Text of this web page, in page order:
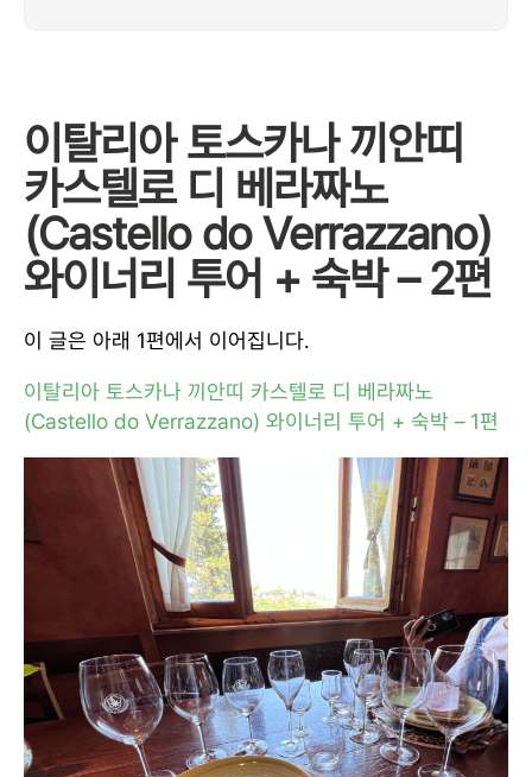
이탈리아 토스카나 끼안띠
카스텔로 디 베라짜노
(Castello do Verrazzano)
와이너리 투어 + 숙박 – 2편
이 글은 아래 1편에서 이어집니다.
이탈리아 토스카나 끼안띠 카스텔로 디 베라짜노
(Castello do Verrazzano) 와이너리 투어 + 숙박 – 1편